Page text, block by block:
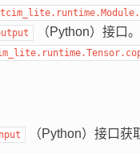
（Python）接口。
（Python）接口获